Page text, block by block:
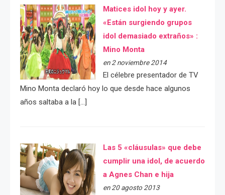
Matices idol hoy y ayer.
«Están surgiendo grupos
idol demasiado extraños» :
Mino Monta
en 2 noviembre 2014
El célebre presentador de TV
Mino Monta declaró hoy lo que desde hace algunos
años saltaba a la […]
Las 5 «cláusulas» que debe
cumplir una idol, de acuerdo
a Agnes Chan e hija
en 20 agosto 2013